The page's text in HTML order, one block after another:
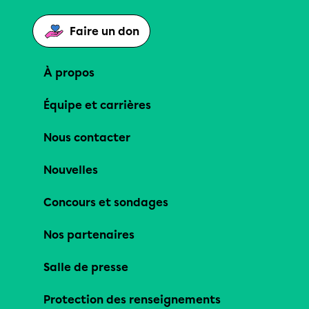
Faire un don
À propos
Équipe et carrières
Nous contacter
Nouvelles
Concours et sondages
Nos partenaires
Salle de presse
Protection des renseignements